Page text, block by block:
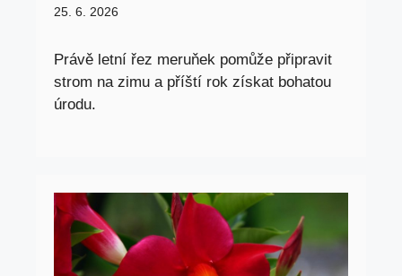
25. 6. 2026
Právě letní řez meruňek pomůže připravit
strom na zimu a příští rok získat bohatou
úrodu.